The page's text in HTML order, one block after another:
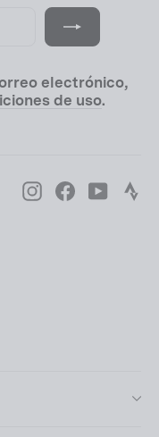
electrónico,
de uso.
InstagramFacebookYouTube